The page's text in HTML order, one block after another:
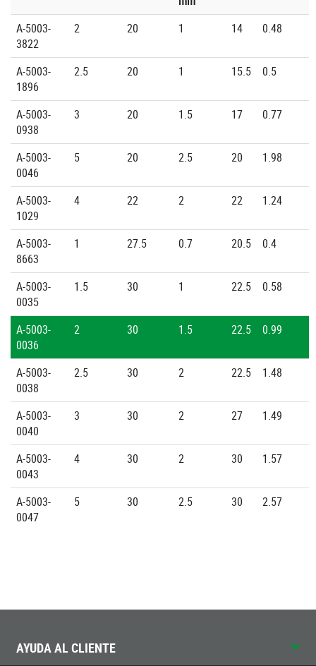
A-5003-
3822
2 20 1 14 0.48
A-5003-
1896
2.5 20 1 15.5 0.5
A-5003-
0938
3 20 1.5 17 0.77
A-5003-
0046
5 20 2.5 20 1.98
A-5003-
1029
4 22 2 22 1.24
A-5003-
8663
1 27.5 0.7 20.5 0.4
A-5003-
0035
1.5 30 1 22.5 0.58
A-5003-
0036
2 30 1.5 22.5 0.99
A-5003-
0038
2.5 30 2 22.5 1.48
A-5003-
0040
3 30 2 27 1.49
A-5003-
0043
4 30 2 30 1.57
A-5003-
0047
5 30 2.5 30 2.57
AYUDA AL CLIENTE